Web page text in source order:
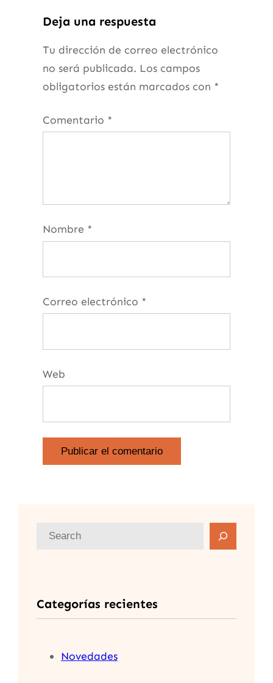
Deja una respuesta
Tu dirección de correo electrónico
no será publicada. Los campos
obligatorios están marcados con *
Comentario *
Nombre *
Correo electrónico *
Web
a
r
Categorías recientes
Novedades